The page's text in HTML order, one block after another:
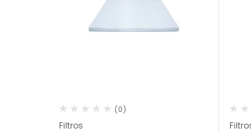
(0)
Filtros